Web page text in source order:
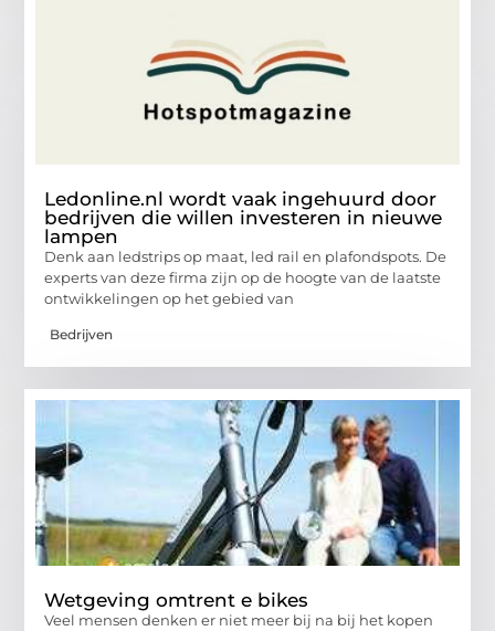
Ledonline.nl wordt vaak ingehuurd door
bedrijven die willen investeren in nieuwe
lampen
Denk aan ledstrips op maat, led rail en plafondspots. De
experts van deze firma zijn op de hoogte van de laatste
ontwikkelingen op het gebied van
Bedrijven
Wetgeving omtrent e bikes
Veel mensen denken er niet meer bij na bij het kopen